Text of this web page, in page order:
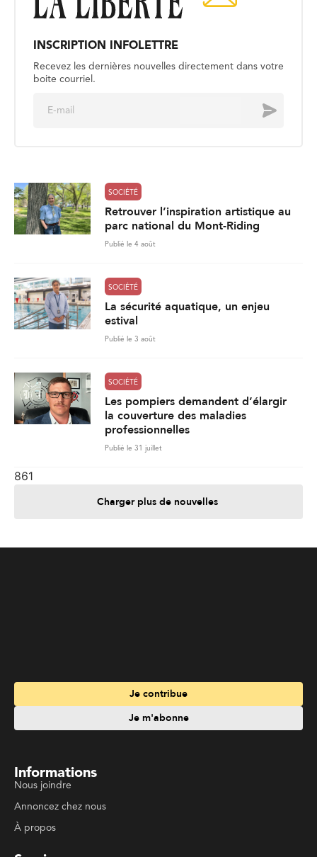
INSCRIPTION INFOLETTRE
Recevez les dernières nouvelles directement dans votre
boite courriel.
Envoyer
SOCIÉTÉ
Retrouver l’inspiration artistique au
parc national du Mont-Riding
Publié le 4 août
SOCIÉTÉ
La sécurité aquatique, un enjeu
estival
Publié le 3 août
SOCIÉTÉ
Les pompiers demandent d’élargir
la couverture des maladies
professionnelles
Publié le 31 juillet
861
Charger plus de nouvelles
Informations
Services
Travailler à La Liberté
Emplois en français